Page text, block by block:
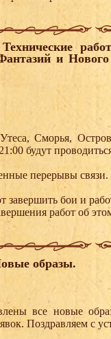
и
Сморья,
будут
перерывы связи.
завершить бои и
работ об
образы.
все новые
Поздравляем с